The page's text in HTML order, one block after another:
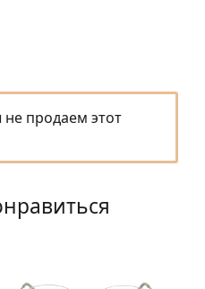
продаем этот